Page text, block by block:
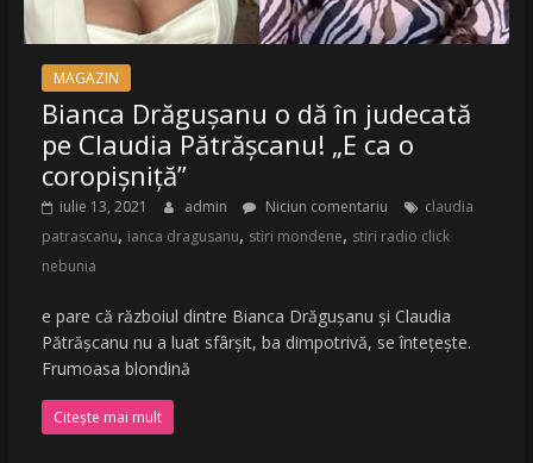
MAGAZIN
Bianca Drăgușanu o dă în judecată
pe Claudia Pătrășcanu! „E ca o
coropișniță”
iulie 13, 2021 admin Niciun comentariu
claudia
patrascanu, ianca dragusanu, stiri mondene, stiri radio click
nebunia
e pare că războiul dintre Bianca Drăgușanu și Claudia
Pătrășcanu nu a luat sfârșit, ba dimpotrivă, se întețește.
Frumoasa blondină
Citește mai mult